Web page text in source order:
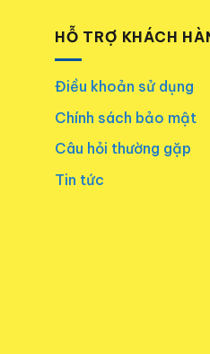
HỖ TRỢ KHÁCH
Điều khoản sử dụng
Chính sách bảo mật
Câu hỏi thường gặp
Tin tức